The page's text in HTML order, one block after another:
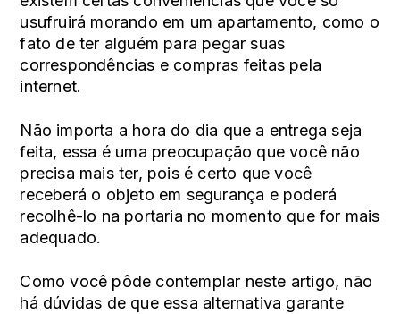
usufruirá morando em um apartamento, como o
fato de ter alguém para pegar suas
correspondências e compras feitas pela
internet.
Não importa a hora do dia que a entrega seja
feita, essa é uma preocupação que você não
precisa mais ter, pois é certo que você
receberá o objeto em segurança e poderá
recolhê-lo na portaria no momento que for mais
adequado.
Como você pôde contemplar neste artigo, não
há dúvidas de que essa alternativa garante